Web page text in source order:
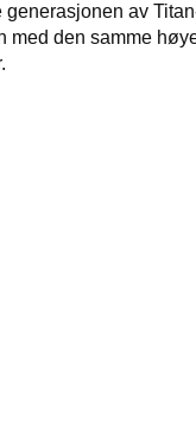
generasjonen av
med den samme